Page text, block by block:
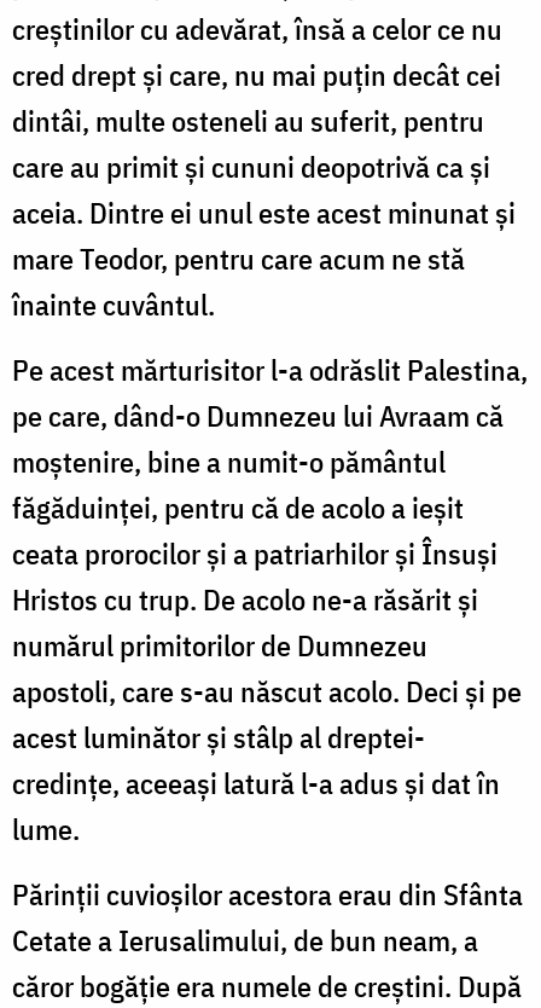
creștinilor cu adevărat, însă a celor ce nu
cred drept și care, nu mai puțin decât cei
dintâi, multe osteneli au suferit, pentru
care au primit și cununi deopotrivă ca și
aceia. Dintre ei unul este acest minunat și
mare Teodor, pentru care acum ne stă
înainte cuvântul.
Pe acest mărturisitor l-a odrăslit Palestina,
pe care, dând-o Dumnezeu lui Avraam că
moștenire, bine a numit-o pământul
făgăduinței, pentru că de acolo a ieșit
ceata prorocilor și a patriarhilor și Însuși
Hristos cu trup. De acolo ne-a răsărit și
numărul primitorilor de Dumnezeu
apostoli, care s-au născut acolo. Deci și pe
acest luminător și stâlp al dreptei-
credințe, aceeași latură l-a adus și dat în
lume.
Părinții cuvioșilor acestora erau din Sfânta
Cetate a Ierusalimului, de bun neam, a
căror bogăție era numele de creștini. După